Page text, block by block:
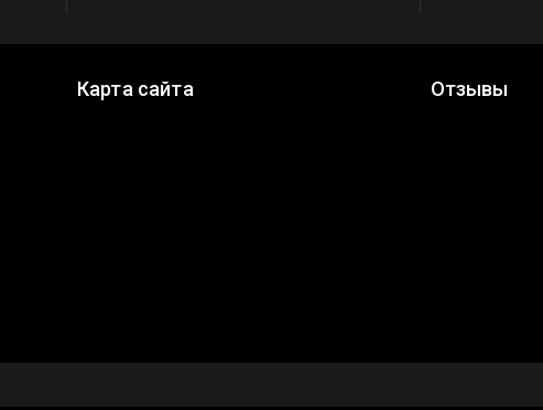
Карта сайта Отзывы